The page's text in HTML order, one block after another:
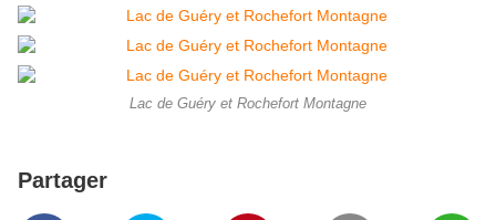
Lac de Guéry et Rochefort Montagne
Partager